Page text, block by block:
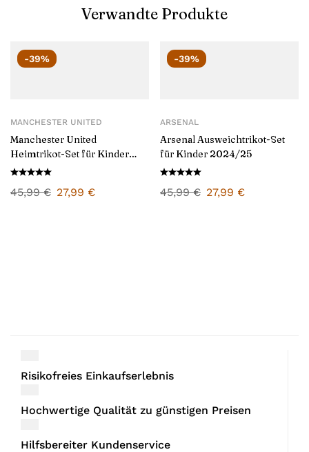
Verwandte Produkte
-39%
MANCHESTER UNITED
Manchester United
Heimtrikot-Set für Kinder
2024/25
45,99€ 27,99 €
-39%
ARSENAL
Arsenal Ausweichtrikot-Set
für Kinder 2024/25
45,99€ 27,99 €
Risikofreies Einkaufserlebnis
Hochwertige Qualität zu günstigen Preisen
Hilfsbereiter Kundenservice